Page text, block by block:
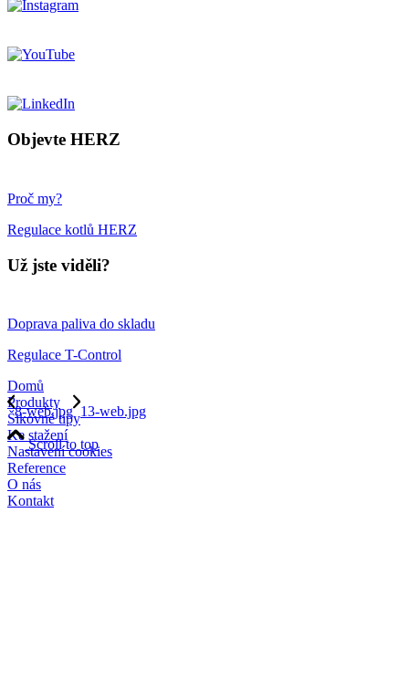
Objevte HERZ
Proč my?
Regulace kotlů HERZ
Už jste viděli?
Doprava paliva do skladu
Regulace T-Control
Domů
Produkty
Šikovné tipy
Ke stažení
Nastavení cookies
Reference
O nás
Kontakt
8-web.jpg 13-web.jpg
Scroll to top